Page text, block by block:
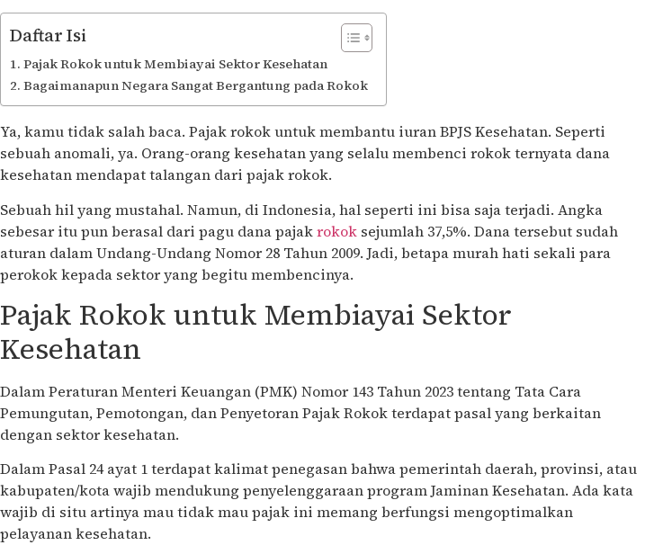
Daftar Isi
Pajak Rokok untuk Membiayai Sektor Kesehatan
Bagaimanapun Negara Sangat Bergantung pada Rokok
Ya, kamu tidak salah baca. Pajak rokok untuk membantu iuran BPJS Kesehatan. Seperti
sebuah anomali, ya. Orang-orang kesehatan yang selalu membenci rokok ternyata dana
kesehatan mendapat talangan dari pajak rokok.
Sebuah hil yang mustahal. Namun, di Indonesia, hal seperti ini bisa saja terjadi. Angka
sebesar itu pun berasal dari pagu dana pajakrokok sejumlah 37,5%. Dana tersebut sudah
aturan dalam Undang-Undang Nomor 28 Tahun 2009. Jadi, betapa murah hati sekali para
perokok kepada sektor yang begitu membencinya.
Pajak Rokok untuk Membiayai Sektor
Kesehatan
Dalam Peraturan Menteri Keuangan (PMK) Nomor 143 Tahun 2023 tentang Tata Cara
Pemungutan, Pemotongan, dan Penyetoran Pajak Rokok terdapat pasal yang berkaitan
dengan sektor kesehatan.
Dalam Pasal 24 ayat 1 terdapat kalimat penegasan bahwa pemerintah daerah, provinsi, atau
kabupaten/kota wajib mendukung penyelenggaraan program Jaminan Kesehatan. Ada kata
wajib di situ artinya mau tidak mau pajak ini memang berfungsi mengoptimalkan
pelayanan kesehatan.